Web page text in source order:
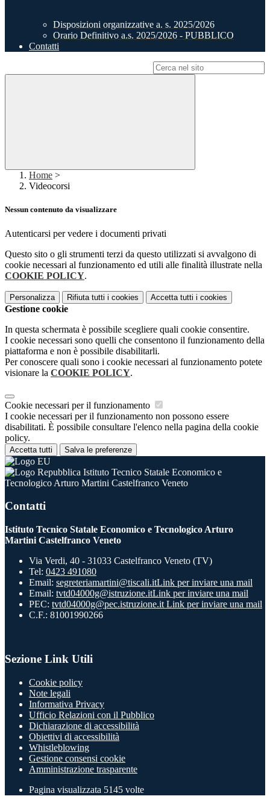
Disposizioni organizzative a. s. 2025/2026
Orario Definitivo a.s. 2025/2026 - PUBBLICO
Contatti
Home >
Videocorsi
Nessun contenuto da visualizzare
Autenticarsi per vedere i documenti privati
Questo sito o gli strumenti terzi da questo utilizzati si avvalgono di
cookie necessari al funzionamento ed utili alle finalità illustrate nella
COOKIE POLICY.
Personalizza Rifiuta tutti i cookies Accetta tutti i cookies
Gestione cookie
In questa schermata è possibile scegliere quali cookie consentire.
I cookie necessari sono quelli che consentono il funzionamento della
piattaforma e non è possibile disabilitarli.
Per conoscere quali sono i cookie necessari al funzionamento potete
visionare la COOKIE POLICY.
Cookie necessari per il funzionamento
I cookie necessari per il funzionamento non possono essere
disabilitati. È possibile consultare l'elenco nella pagina della cookie
policy.
Accetta tutti Salva le preferenze
Istituto Tecnico Statale Economico e
Tecnologico Arturo Martini Castelfranco Veneto
Contatti
Istituto Tecnico Statale Economico e Tecnologico Arturo
Martini Castelfranco Veneto
Via Verdi, 40 - 31033 Castelfranco Veneto (TV)
Tel: 0423 491080
Email: segreteriamartini@tiscali.itLink per inviare una mail
Email: tvtd04000g@istruzione.itLink per inviare una mail
PEC: tvtd04000g@pec.istruzione.it Link per inviare una mail
C.F.: 81001990266
Sezione Link Utili
Cookie policy
Note legali
Informativa Privacy
Ufficio Relazioni con il Pubblico
Dichiarazione di accessibilità
Obiettivi di accessibilità
Whistleblowing
Gestione consensi cookie
Amministrazione trasparente
Pagina visualizzata 5145 volte